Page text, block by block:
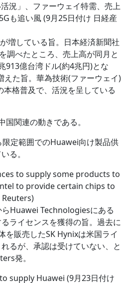
況」、ファーウェイ特需、売上
も追い風 (9月25日付け 日経産
増している旨。日本経済新聞社
調べたところ、売上高が同月と
913億台湾ドル(約4兆円)とな
えた旨。華為技術(ファーウェイ)
本格普及で、活況を呈している
関連の動きである。
定範囲でのHuawei向け製品供
る。
to supply some products to
to provide certain chips to
Reuters)
Huawei Technologiesにある
ライセンスを獲得の旨。過去に
を販売したSK Hynixは米国ライ
るが、承認は受けていない、と
発。
supply Huawei (9月23日付け